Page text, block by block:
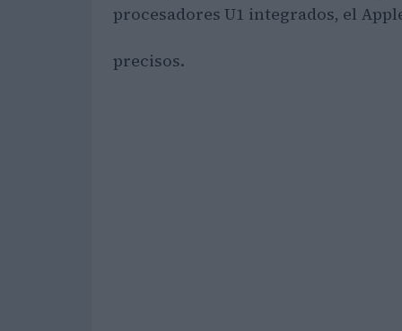
procesadores U1 integrados, el
precisos.